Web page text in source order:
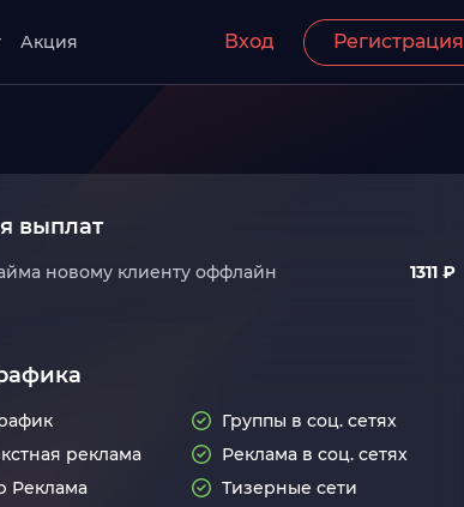
Регистрация
Вход
Акция
выплат
новому клиенту оффлайн 1311 ₽
Группы в соц. сетях
реклама
Реклама в соц. сетях
Реклама
Тизерные сети